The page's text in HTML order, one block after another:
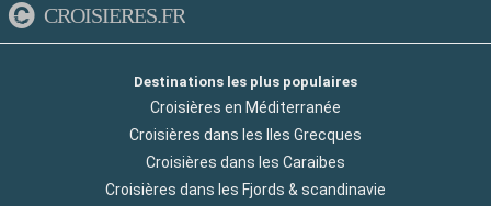
CROISIERES.FR
Destinations les plus populaires
Croisières en Méditerranée
Croisières dans les Iles Grecques
Croisières dans les Caraibes
Croisières dans les Fjords & scandinavie